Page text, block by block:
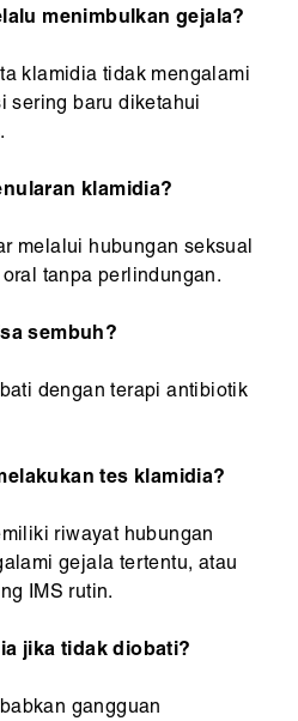
menimbulkan gejala?
klamidia tidak mengalami
sering baru diketahui
klamidia?
melalui hubungan seksual
tanpa perlindungan.
sembuh?
dengan terapi antibiotik
tes klamidia?
riwayat hubungan
gejala tertentu, atau
IMS rutin.
jika tidak diobati?
gangguan